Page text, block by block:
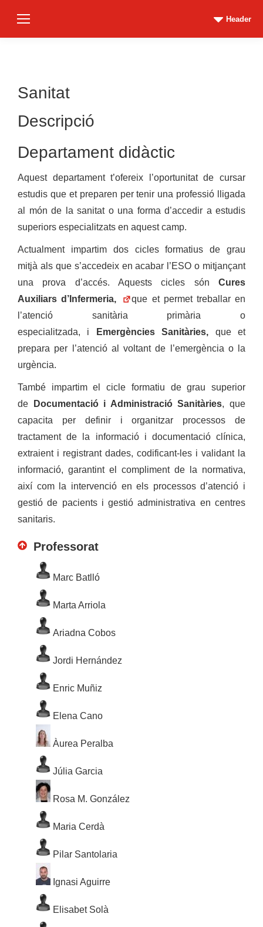
Header
Sanitat
Descripció
Departament didàctic
Aquest departament t’ofereix l’oportunitat de cursar
estudis que et preparen per tenir una professió lligada
al món de la sanitat o una forma d’accedir a estudis
superiors especialitzats en aquest camp.
Actualment impartim dos cicles formatius de grau
mitjà als que s’accedeix en acabar l’ESO o mitjançant
una prova d’accés. Aquests cicles són Cures
Auxiliars d’Infermeria,
que et permet treballar en
l’atenció sanitària primària o
especialitzada, i
Emergències Sanitàries, que et
prepara per l’atenció al voltant de l’emergència o la
urgència.
També impartim el cicle formatiu de grau superior
de
Documentació i Administració Sanitàries, que
capacita per definir i organitzar processos de
tractament de la informació i documentació clínica,
extraient i registrant dades, codificant-les i validant la
informació, garantint el compliment de la normativa,
així com la intervenció en els processos d’atenció i
gestió de pacients i gestió administrativa en centres
sanitaris.
Professorat
Marc Batlló
Marta Arriola
Ariadna Cobos
Jordi Hernández
Enric Muñiz
Elena Cano
Àurea Peralba
Júlia Garcia
Rosa M. González
Maria Cerdà
Pilar Santolaria
Ignasi Aguirre
Elisabet Solà